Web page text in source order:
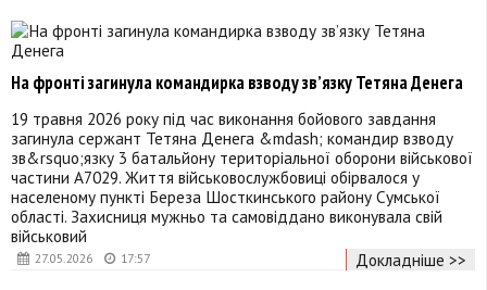
27.05.2026 17:57
На фронті загинула командирка взводу зв’язку Тетяна Денега
19 травня 2026 року під час виконання бойового завдання
загинула сержант Тетяна Денега &mdash; командир взводу
зв&rsquo;язку 3 батальйону територіальної оборони військової
частини А7029. Життя військовослужбовиці обірвалося у
населеному пункті Береза Шосткинського району Сумської
області. Захисниця мужньо та самовіддано виконувала свій
військовий
Докладніше >>